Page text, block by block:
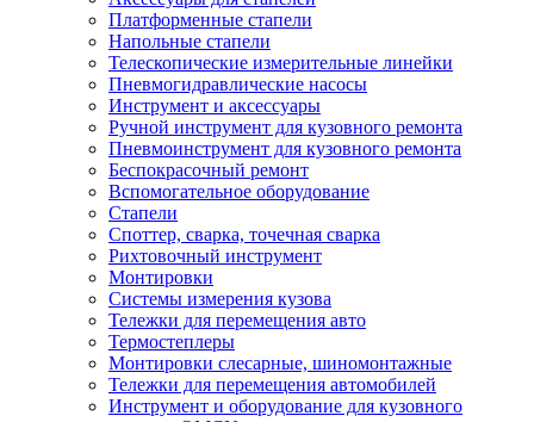
Платформенные стапели
Напольные стапели
Телескопические измерительные линейки
Пневмогидравлические насосы
Инструмент и аксессуары
Ручной инструмент для кузовного ремонта
Пневмоинструмент для кузовного ремонта
Беспокрасочный ремонт
Вспомогательное оборудование
Стапели
Споттер, сварка, точечная сварка
Рихтовочный инструмент
Монтировки
Системы измерения кузова
Тележки для перемещения авто
Термостеплеры
Монтировки слесарные, шиномонтажные
Тележки для перемещения автомобилей
Инструмент и оборудование для кузовного